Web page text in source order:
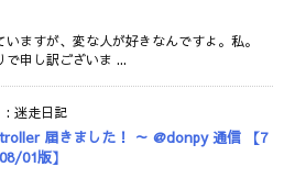
いますが、変な人が好きなんですよ。私。
で申し訳ございま ...
: 迷走日記
届きました！ ～ @donpy 通信 【7
01版】